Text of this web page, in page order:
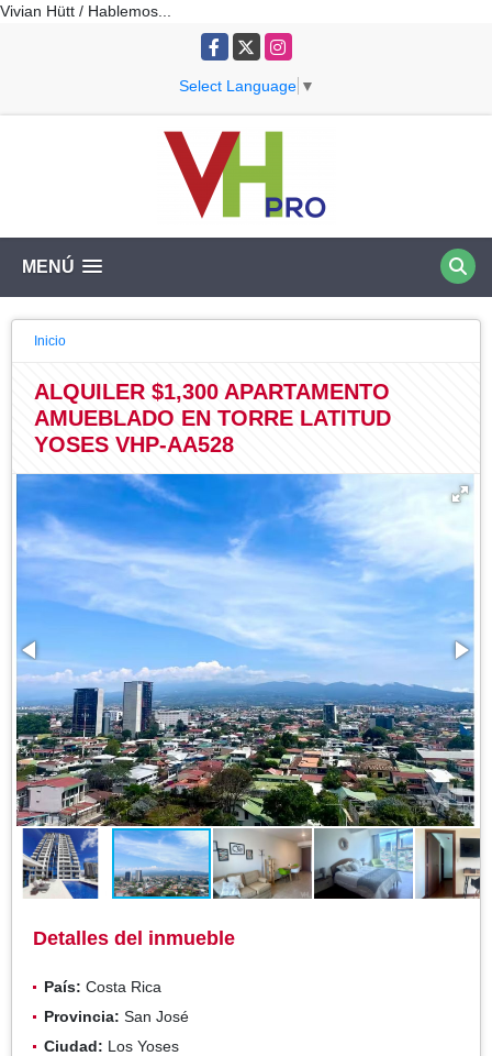
Vivian Hütt / Hablemos...
Facebook
X Instagram
Select Language ▼
MENÚ
Inicio
ALQUILER $1,300 APARTAMENTO
AMUEBLADO EN TORRE LATITUD
YOSES VHP-AA528
Detalles del inmueble
País: Costa Rica
Provincia: San José
Ciudad: Los Yoses